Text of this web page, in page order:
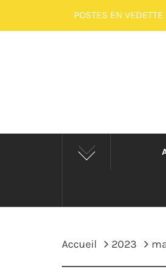
au
POSTES EN VEDETTE
Accueil 2023